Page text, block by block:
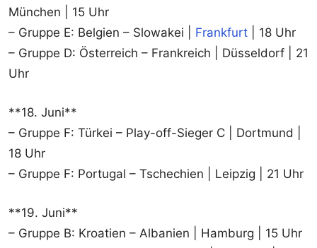
München | 15 Uhr
– Gruppe E: Belgien – Slowakei | Frankfurt | 18 Uhr
– Gruppe D: Österreich – Frankreich | Düsseldorf | 21
Uhr
**18. Juni**
– Gruppe F: Türkei – Play-off-Sieger C | Dortmund |
18 Uhr
– Gruppe F: Portugal – Tschechien | Leipzig | 21 Uhr
**19. Juni**
– Gruppe B: Kroatien – Albanien | Hamburg | 15 Uhr